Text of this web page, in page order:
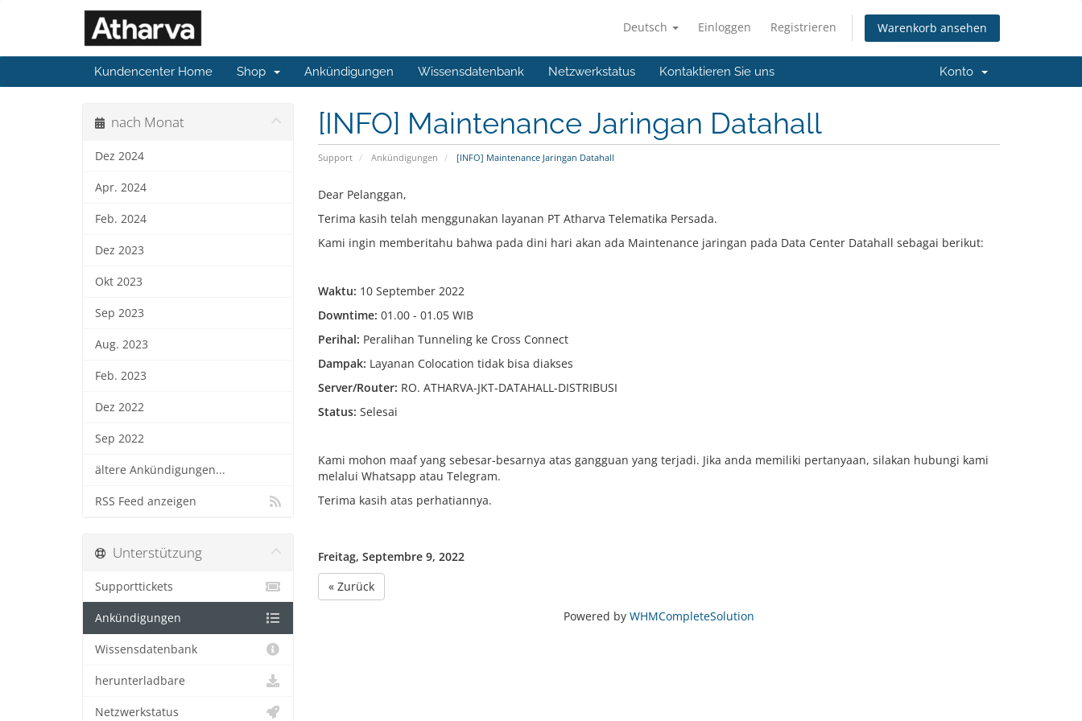
Deutsch Einloggen Registrieren Warenkorb ansehen
Kundencenter Home Shop Ankündigungen Wissensdatenbank Netzwerkstatus Kontaktieren Sie uns Konto
[INFO] Maintenance Jaringan Datahall
Support Ankündigungen [INFO] Maintenance Jaringan Datahall
nach Monat
Dez 2024
Apr. 2024
Feb. 2024
Dez 2023
Okt 2023
Sep 2023
Aug. 2023
Feb. 2023
Dez 2022
Sep 2022
ältere Ankündigungen...
RSS Feed anzeigen
Dear Pelanggan,
Terima kasih telah menggunakan layanan PT Atharva Telematika Persada.
Kami ingin memberitahu bahwa pada dini hari akan ada Maintenance jaringan pada Data Center Datahall sebagai berikut:
Waktu: 10 September 2022
Downtime: 01.00 - 01.05 WIB
Perihal: Peralihan Tunneling ke Cross Connect
Dampak: Layanan Colocation tidak bisa diakses
Server/Router: RO. ATHARVA-JKT-DATAHALL-DISTRIBUSI
Status: Selesai
Kami mohon maaf yang sebesar-besarnya atas gangguan yang terjadi. Jika anda memiliki pertanyaan, silakan hubungi kami
melalui Whatsapp atau Telegram.
Terima kasih atas perhatiannya.
Freitag, Septembre 9, 2022
« Zurück
Powered by WHMCompleteSolution
Unterstützung
Supporttickets
Ankündigungen
Wissensdatenbank
herunterladbare
Netzwerkstatus